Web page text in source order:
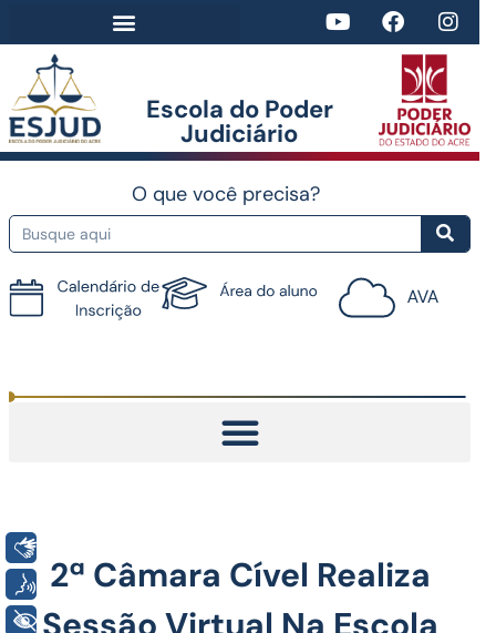
Escola do Poder
Judiciário​
O que você precisa?
2ª Câmara Cível Realiza
Voz
+ Acessibilidade